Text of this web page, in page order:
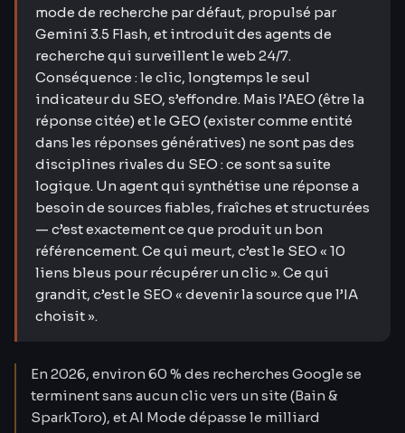
mode de recherche par défaut, propulsé par
Gemini 3.5 Flash, et introduit des agents de
recherche qui surveillent le web 24/7.
Conséquence : le clic, longtemps le seul
indicateur du SEO, s’effondre. Mais l’AEO (être la
réponse citée) et le GEO (exister comme entité
dans les réponses génératives) ne sont pas des
disciplines rivales du SEO : ce sont sa suite
logique. Un agent qui synthétise une réponse a
besoin de sources fiables, fraîches et structurées
— c’est exactement ce que produit un bon
référencement. Ce qui meurt, c’est le SEO « 10
liens bleus pour récupérer un clic ». Ce qui
grandit, c’est le SEO « devenir la source que l’IA
choisit ».
En 2026, environ 60 % des recherches Google se
terminent sans aucun clic vers un site (Bain &
SparkToro), et AI Mode dépasse le milliard